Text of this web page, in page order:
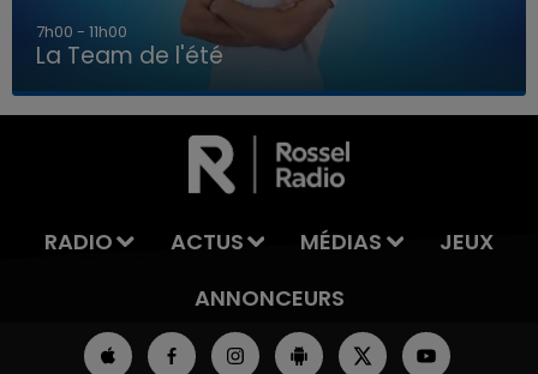
LA TEAM DE L'ÉTÉ
7h00 - 11h00
La Team de l'été
RADIO ACTUS MÉDIAS
JEUX
ANNONCEURS